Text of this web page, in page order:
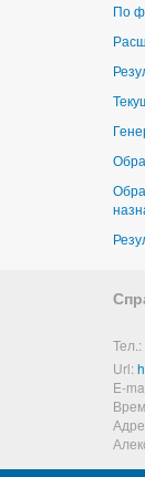
По
Тел.:
Url:
E-